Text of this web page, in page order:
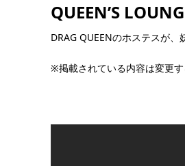
QUEEN’S
DRAG QUEENのホステスが
※掲載されている内容は変更